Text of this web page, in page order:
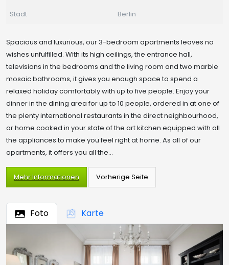
Stadt
Berlin
Spacious and luxurious, our 3-bedroom apartments leaves no
wishes unfulfilled. With its high ceilings, the entrance hall,
televisions in the bedrooms and the living room and two marble
mosaic bathrooms, it gives you enough space to spend a
relaxed holiday comfortably with up to five people. Enjoy your
dinner in the dining area for up to 10 people, ordered in at one of
the plenty international restaurants in the direct neighbourhood,
or home cooked in your state of the art kitchen equipped with all
the appliances to make you feel right at home. As all of our
apartments, it offers you all the...
Mehr Informationen
Foto Karte